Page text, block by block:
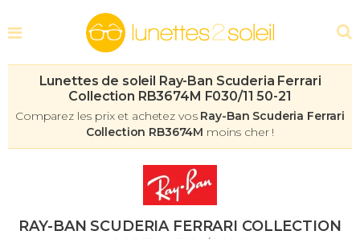
Lunettes de soleil Ray-Ban Scuderia Ferrari
Collection RB3674M F030/11 50-21
Comparez les prix et achetez vos Ray-Ban Scuderia Ferrari
Collection RB3674M moins cher !
RAY-BAN SCUDERIA FERRARI COLLECTION